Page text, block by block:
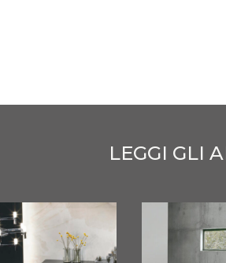
LEGGI GLI